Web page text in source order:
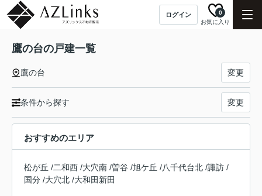
ログイン
お気に入り
0
鷹の台の戸建一覧
鷹の台 変更
条件から探す 変更
おすすめのエリア
松が丘 /二和西 /大穴南 /曽谷 /旭ケ丘 /八千代台北 /諏訪 /
国分 /大穴北 /大和田新田